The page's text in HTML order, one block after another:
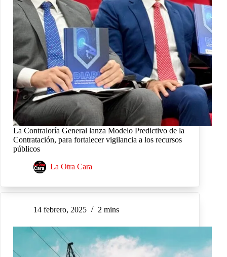
La Contraloría General lanza Modelo Predictivo de la
Contratación, para fortalecer vigilancia a los recursos
públicos
La Otra Cara
14 febrero, 2025 2 mins